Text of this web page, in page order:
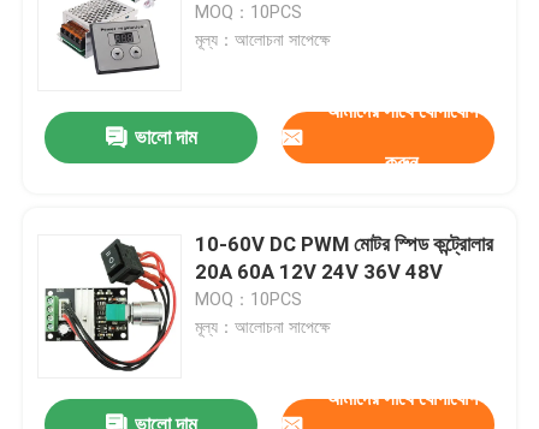
হোম অ্যামপ্লিফায়ার
এলইডি টিভি যন্ত্রাংশ
ডিজিটাল অ্যামিটার ভোল্টমিটার
ডিজিটাল আর্দ্রতা নিয়ন্ত্রক
পরীক্ষক টুল
MOQ：10PCS
মূল্য：আলোচনা সাপেক্ষে
ভালো দাম
আমাদের সাথে যোগাযোগ
করুন
10-60V DC PWM মোটর স্পিড কন্ট্রোলার
20A 60A 12V 24V 36V 48V
MOQ：10PCS
মূল্য：আলোচনা সাপেক্ষে
ভালো দাম
আমাদের সাথে যোগাযোগ